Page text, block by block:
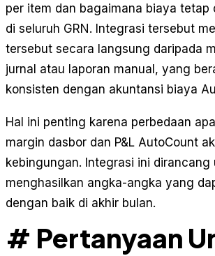
per item dan bagaimana biaya tetap
di seluruh GRN. Integrasi tersebut
tersebut secara langsung daripada
jurnal atau laporan manual, yang
konsisten dengan akuntansi biaya
Hal ini penting karena perbedaan
margin dasbor dan P&L AutoCount
kebingungan. Integrasi ini dirancang
menghasilkan angka-angka yang
dengan baik di akhir bulan.
# Pertanyaan